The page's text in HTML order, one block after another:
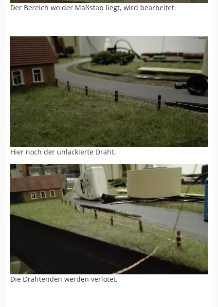
Der Bereich wo der Maßstab liegt, wird bearbeitet.
Hier noch der unlackierte Draht.
Die Drahtenden werden verlötet.